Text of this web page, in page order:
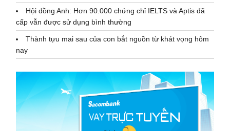
Hội đồng Anh: Hơn 90.000 chứng chỉ IELTS và Aptis đã
cấp vẫn được sử dụng bình thường
Thành tựu mai sau của con bắt nguồn từ khát vọng hôm
nay